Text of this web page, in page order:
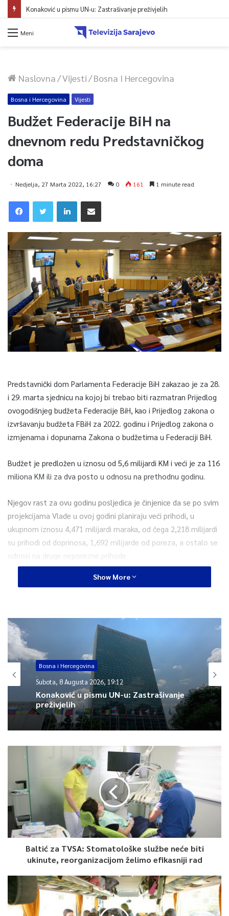
Konaković u pismu UN-u: Zastrašivanje preživjelih
Meni
Naslovna/Vijesti/Bosna I Hercegovina
Bosna i Hercegovina Vijesti
Budžet Federacije BiH na
dnevnom redu Predstavničkog
doma
Nedjelja, 27 Marta 2022, 16:27 0 161 1 minute read
Predstavnički dom Parlamenta Federacije BiH zakazao je za 28.
i 29. marta sjednicu na kojoj bi trebao biti razmatran Prijedlog
ovogodišnjeg budžeta Federacije BiH, kao i Prijedlog zakona o
izvršavanju budžeta FBiH za 2022. godinu i Prijedlog zakona o
izmjenama i dopunama Zakona o budžetima u Federaciji BiH.
Budžet je predložen u iznosu od 5,6 milijardi KM i veći je za 116
miliona KM ili za dva posto u odnosu na prethodnu godinu.
Njegov rast za ovu godinu posljedica je činjenice da se po svim
projekcijama Vlade u ovoj godini planiraju veći prihodi, u
ukupnom iznosu 4,471 milijardi maraka, od čega 2,218 milijardi
su prihodi od doprinosa, 1,692 milijarde od poreza, a ostalo se
odnosi na druge neporezne prihode.
Za ovogodišnji budžet, između ostalih, vežu se prijedlozi
porodicama s djecom u Federaciji BiH, koje će također
razmatrati Predstavnički dom.
Prijedlog zakona o finansijskoj konsolidaciji i restrukturiranju
javnih zdravstvenih ustanova u FBiH, koji je utvrdila Vlada
Federacije BiH sa svoja dva amandmana, podrazumijeva
izdvajanje 225 miliona KM iz federalnog budžeta u naredne tri
godine univerzitetsko-kliničkim centrima, te kantonalnim i
općim bolnicama.
Article Rating
Show More
Bosna i Hercegovina
Subota, 8 Augusta 2026, 19:12
Konaković u pismu UN-u: Zastrašivanje
preživjelih
Baltić za TVSA: Stomatološke službe neće biti
ukinute, reorganizacijom želimo efikasniji rad